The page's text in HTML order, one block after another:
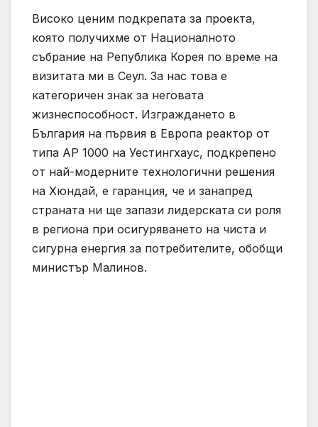
Високо ценим подкрепата за проекта,
която получихме от Националното
събрание на Република Корея по време на
визитата ми в Сеул. За нас това е
категоричен знак за неговата
жизнеспособност. Изграждането в
България на първия в Европа реактор от
типа АР 1000 на Уестингхаус, подкрепено
от най-модерните технологични решения
на Хюндай, е гаранция, че и занапред
страната ни ще запази лидерската си роля
в региона при осигуряването на чиста и
сигурна енергия за потребителите, обобщи
министър Малинов.